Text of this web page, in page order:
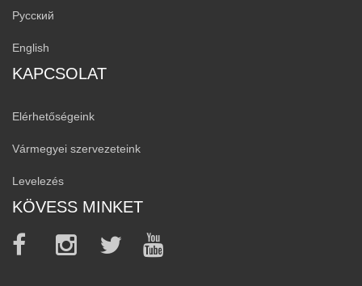
Русский
English
KAPCSOLAT
Elérhetőségeink
Vármegyei szervezeteink
Levelezés
KÖVESS MINKET